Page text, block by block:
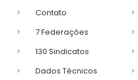
Contato
7 Federações
130 Sindicatos
Dados Técnicos